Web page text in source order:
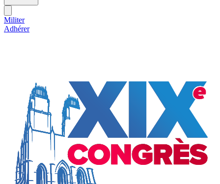
Militer
Adhérer